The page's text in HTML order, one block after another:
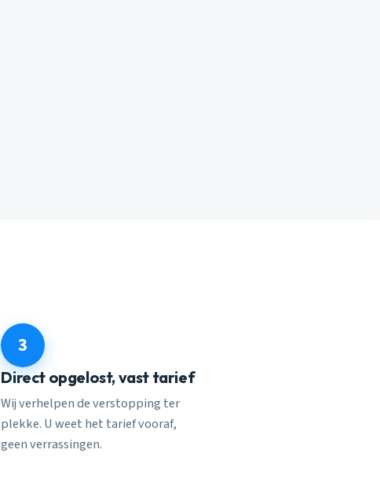
3
Direct opgelost, vast tarief
Wij verhelpen de verstopping ter
plekke. U weet het tarief vooraf,
geen verrassingen.